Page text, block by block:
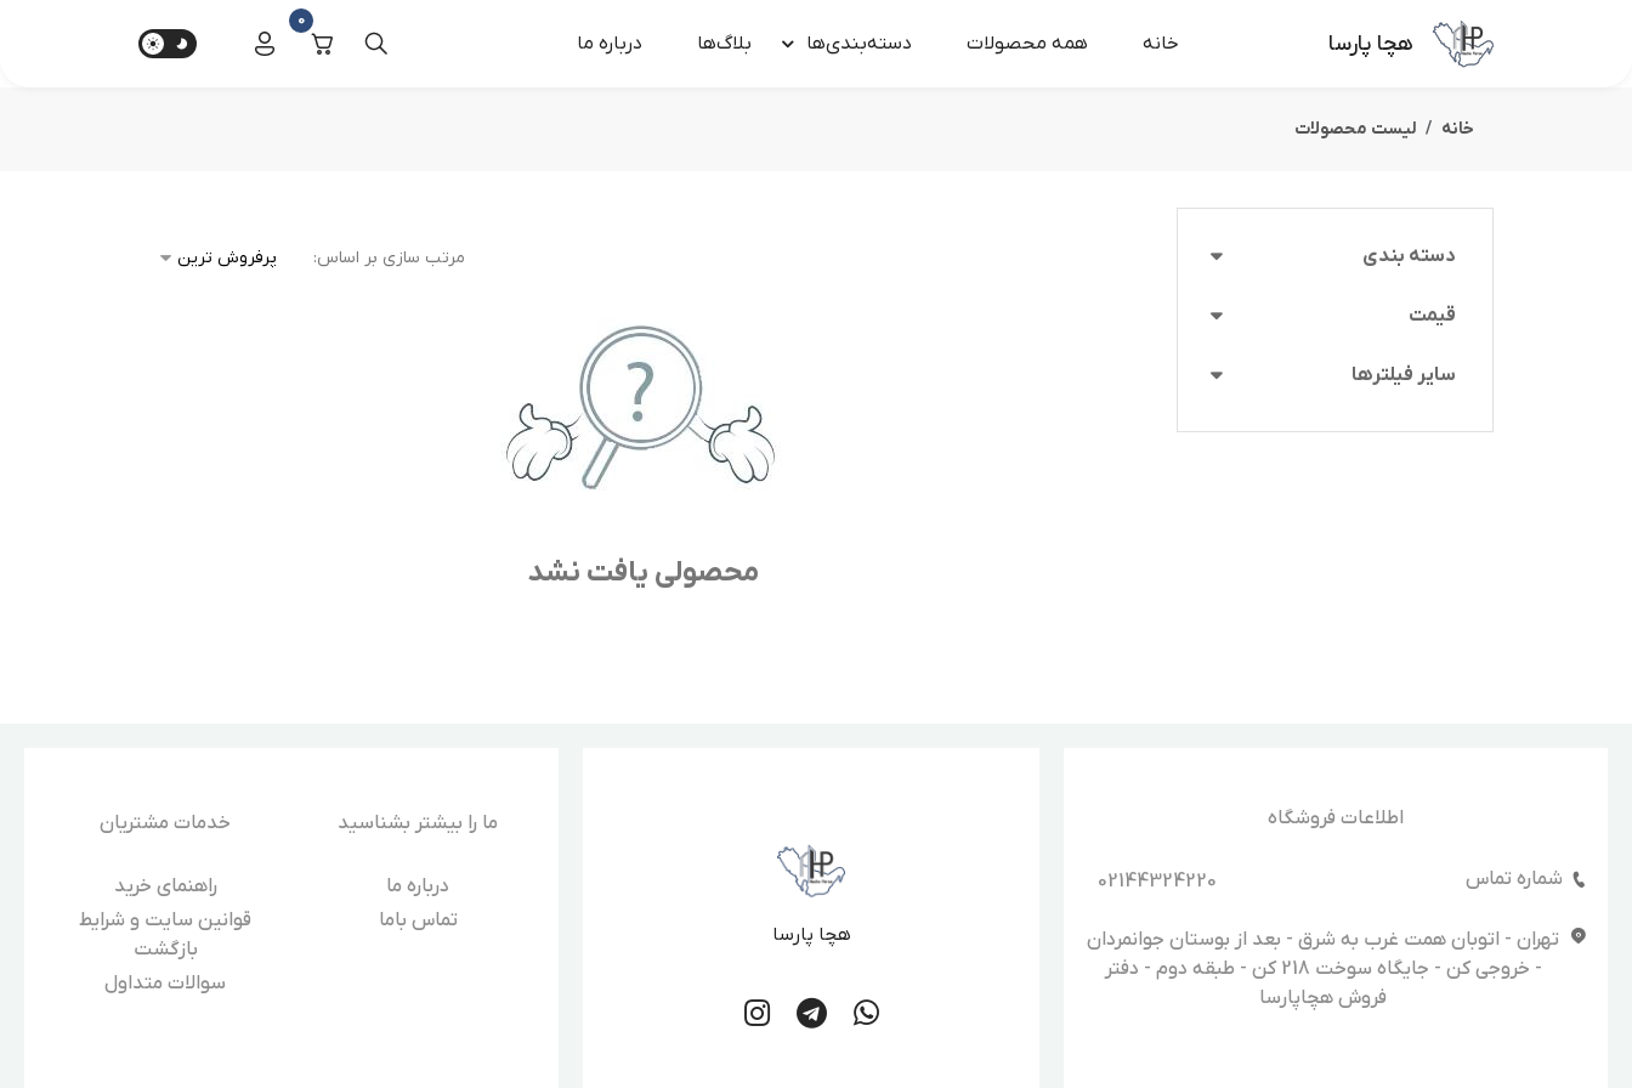
هچا پارسا خانه همه محصولات دسته‌بندی‌ها بلاگ‌ها درباره‌ ما
0
خانه لیست محصولات
دسته بندی
قیمت
سایر فیلترها
مرتب سازی بر اساس:
محصولی یافت نشد
اطلاعات فروشگاه
شماره تماس 02144324220
تهران - اتوبان همت غرب به شرق - بعد از بوستان جوانمردان
- خروجی کن - جایگاه سوخت 218 کن - طبقه دوم - دفتر
فروش هچاپارسا
هچا پارسا
ما را بیشتر بشناسید
درباره‌ ما
تماس باما
خدمات مشتریان
راهنمای خرید
قوانین سایت و شرایط
بازگشت
سوالات متداول